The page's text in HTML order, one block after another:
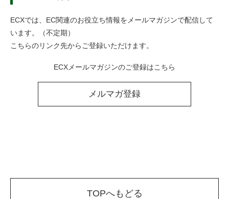
ECXでは、EC関連のお役立ち情報をメールマガジンで配信して
います。（不定期）
こちらのリンク先からご登録いただけます。
ECXメールマガジンのご登録はこちら
メルマガ登録
TOPへもどる